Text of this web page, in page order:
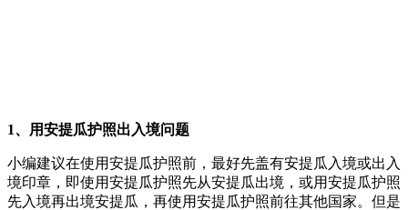
1、用安提瓜护照出入境问题
小编建议在使用安提瓜护照前，最好先盖有安提瓜入境或出入
境印章，即使用安提瓜护照先从安提瓜出境，或用安提瓜护照
先入境再出境安提瓜，再使用安提瓜护照前往其他国家。但是